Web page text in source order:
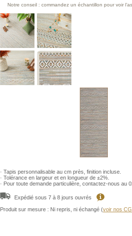
Notre conseil : commandez un échantillon pour voir
· Tapis personnalisable au cm près, finition incluse.
· Tolérance en largeur et en longueur de ±2%.
· Pour toute demande particulière, contactez-nous au
Expédié sous 7 à 8 jours ouvrés
Produit sur mesure : Ni repris, ni échangé (voir nos